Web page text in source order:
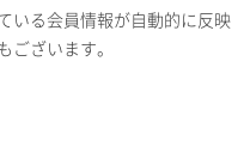
いる会員情報が自動的に反映
ございます。